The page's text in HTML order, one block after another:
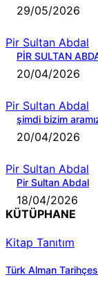
29/05/2026
Pir Sultan Abdal
PİR SULTAN
20/04/2026
Pir Sultan Abdal
şimdi bizim
20/04/2026
Pir Sultan Abdal
Pir Sultan Abdal
18/04/2026
KÜTÜPHANE
Kitap Tanıtım
Türk Alman